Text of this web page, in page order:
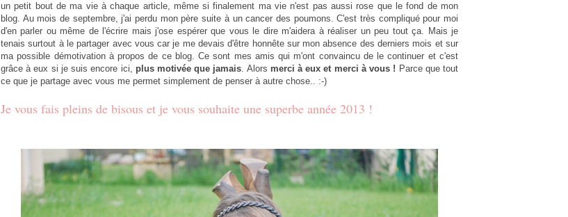
un petit bout de ma vie à chaque article, même si finalement ma vie n'est pas aussi rose que le fond de mon
blog. Au mois de septembre, j'ai perdu mon père suite à un cancer des poumons. C'est très compliqué pour moi
d'en parler ou même de l'écrire mais j'ose espérer que vous le dire m'aidera à réaliser un peu tout ça. Mais je
tenais surtout à le partager avec vous car je me devais d'être honnête sur mon absence des derniers mois et sur
ma possible démotivation à propos de ce blog. Ce sont mes amis qui m'ont convaincu de le continuer et c'est
grâce à eux si je suis encore ici, plus motivée que jamais. Alors merci à eux et merci à vous ! Parce que tout
ce que je partage avec vous me permet simplement de penser à autre chose.. :-)
Je vous fais pleins de bisous et je vous souhaite une superbe année 2013 !